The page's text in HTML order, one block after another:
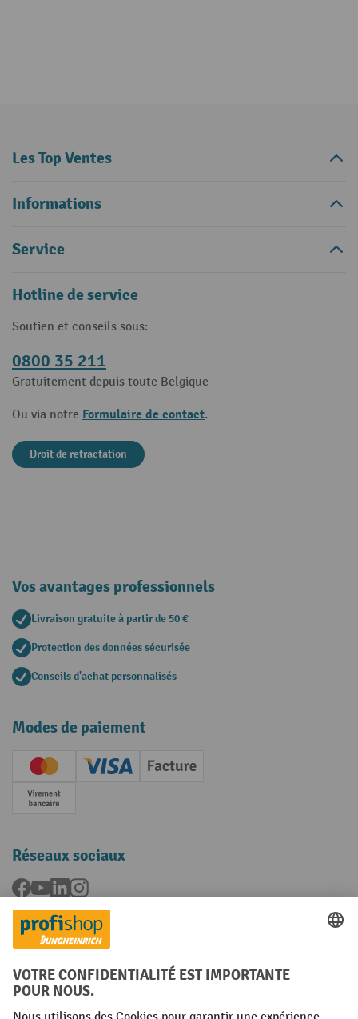
Les Top Ventes
Informations
Service
Hotline de service
Soutien et conseils sous:
0800 35 211
Gratuitement depuis toute Belgique
Ou via notre Formulaire de contact.
Droit de retractation
Vos avantages professionnels
Livraison gratuite à partir de 50 €
Protection des données sécurisée
Conseils d'achat personnalisés
Modes de paiement
Creditcard (Master)Creditcard (Visa)
Facture
Paiement anticipé
Réseaux sociaux
Facebook
YouTubeLinkedInInstagram
Langues
FR NL